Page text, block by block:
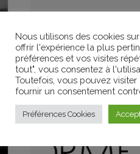
ORGANISATEURS
Nous utilisons des cookies
offrir l'expérience la plus
préférences et vos visites
tout", vous consentez à
Toutefois, vous pouvez visiter
fournir un consentement
Préférences Cookies